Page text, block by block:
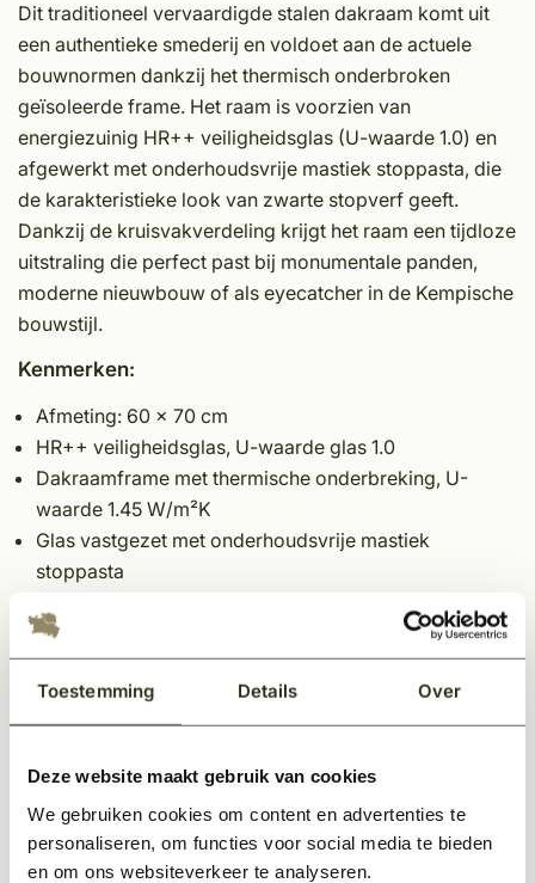
Toestemming Details Over
Deze website maakt gebruik van cookies
We gebruiken cookies om content en advertenties te
personaliseren, om functies voor social media te bieden
en om ons websiteverkeer te analyseren.
Dit traditioneel vervaardigde stalen dakraam komt uit
een authentieke smederij en voldoet aan de actuele
bouwnormen dankzij het thermisch onderbroken
geïsoleerde frame. Het raam is voorzien van
energiezuinig HR++ veiligheidsglas (U-waarde 1.0) en
afgewerkt met onderhoudsvrije mastiek stoppasta, die
de karakteristieke look van zwarte stopverf geeft.
Dankzij de kruisvakverdeling krijgt het raam een tijdloze
uitstraling die perfect past bij monumentale panden,
moderne nieuwbouw of als eyecatcher in de Kempische
bouwstijl.
Kenmerken:
Afmeting: 60 x 70 cm
HR++ veiligheidsglas, U-waarde glas 1.0
Dakraamframe met thermische onderbreking, U-
waarde 1.45 W/m²K
Glas vastgezet met onderhoudsvrije mastiek
stoppasta
RAL 9005 volgens C4H norm
Inox (RVS) anti-inbraakscharnier
In meerdere standen te openen via uitzetijzer, inclusief
verluchtingsstand
eenvoudige plaatsing
Geschikt voor alle soorten dakbedekkingen
Wordt geleverd exclusief loodslab (loodslab van 95